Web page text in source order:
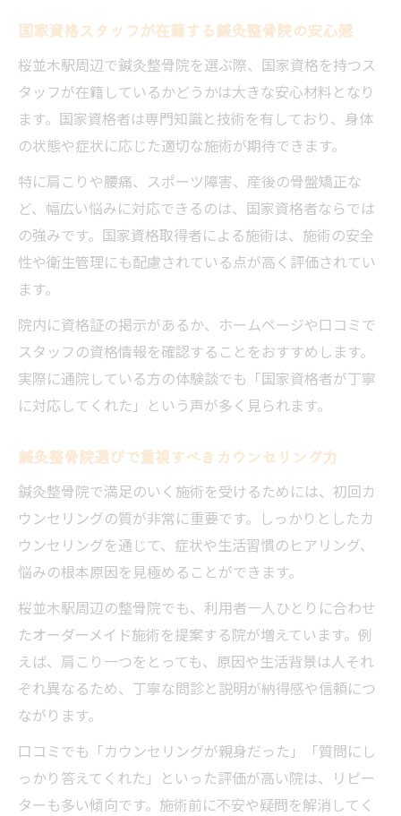
国家資格スタッフが在籍する鍼灸整骨院の安心感
桜並木駅周辺で鍼灸整骨院を選ぶ際、国家資格を持つス
タッフが在籍しているかどうかは大きな安心材料となり
ます。国家資格者は専門知識と技術を有しており、身体
の状態や症状に応じた適切な施術が期待できます。
特に肩こりや腰痛、スポーツ障害、産後の骨盤矯正な
ど、幅広い悩みに対応できるのは、国家資格者ならでは
の強みです。国家資格取得者による施術は、施術の安全
性や衛生管理にも配慮されている点が高く評価されてい
ます。
院内に資格証の掲示があるか、ホームページや口コミで
スタッフの資格情報を確認することをおすすめします。
実際に通院している方の体験談でも「国家資格者が丁寧
に対応してくれた」という声が多く見られます。
鍼灸整骨院選びで重視すべきカウンセリング力
鍼灸整骨院で満足のいく施術を受けるためには、初回カ
ウンセリングの質が非常に重要です。しっかりとしたカ
ウンセリングを通じて、症状や生活習慣のヒアリング、
悩みの根本原因を見極めることができます。
桜並木駅周辺の整骨院でも、利用者一人ひとりに合わせ
たオーダーメイド施術を提案する院が増えています。例
えば、肩こり一つをとっても、原因や生活背景は人それ
ぞれ異なるため、丁寧な問診と説明が納得感や信頼につ
ながります。
口コミでも「カウンセリングが親身だった」「質問にし
っかり答えてくれた」といった評価が高い院は、リピー
ターも多い傾向です。施術前に不安や疑問を解消してく